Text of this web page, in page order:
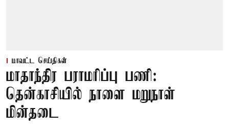
மாவட்ட செய்திகள்
மாதாந்திர பராமரிப்பு பணி:
தென்காசியில் நாளை மறுநாள்
மின்தடை